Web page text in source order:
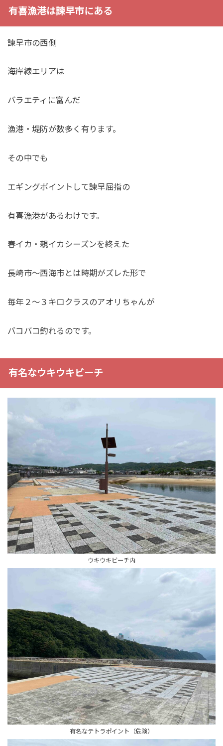
有喜漁港は諫早市にある
諫早市の西側
海岸線エリアは
バラエティに富んだ
漁港・堤防が数多く有ります。
その中でも
エギングポイントして諫早屈指の
有喜漁港があるわけです。
春イカ・親イカシーズンを終えた
長崎市〜西海市とは時期がズレた形で
毎年２〜３キロクラスのアオリちゃんが
バコバコ釣れるのです。
有名なウキウキビーチ
ウキウキビーチ内
有名なテトラポイント（危険）